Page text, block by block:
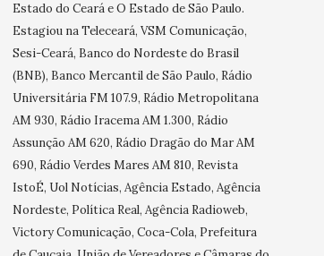
Estado do Ceará e O Estado de São Paulo.
Estagiou na Teleceará, VSM Comunicação,
Sesi-Ceará, Banco do Nordeste do Brasil
(BNB), Banco Mercantil de São Paulo, Rádio
Universitária FM 107.9, Rádio Metropolitana
AM 930, Rádio Iracema AM 1.300, Rádio
Assunção AM 620, Rádio Dragão do Mar AM
690, Rádio Verdes Mares AM 810, Revista
IstoÉ, Uol Notícias, Agência Estado, Agência
Nordeste, Política Real, Agência Radioweb,
Victory Comunicação, Coca-Cola, Prefeitura